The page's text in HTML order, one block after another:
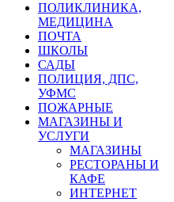
ПОЛИКЛИНИКА,
МЕДИЦИНА
ПОЧТА
ШКОЛЫ
САДЫ
ПОЛИЦИЯ, ДПС,
УФМС
ПОЖАРНЫЕ
МАГАЗИНЫ И
УСЛУГИ
МАГАЗИНЫ
РЕСТОРАНЫ И
КАФЕ
ИНТЕРНЕТ